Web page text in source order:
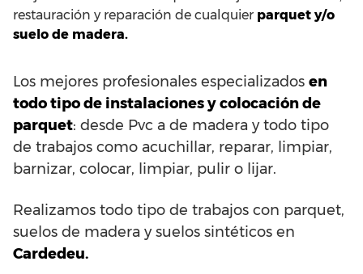
restauración y reparación de cualquier parquet y/o
suelo de madera.
Los mejores profesionales especializados en
todo tipo de instalaciones y colocación de
parquet: desde Pvc a de madera y todo tipo
de trabajos como acuchillar, reparar, limpiar,
barnizar, colocar, limpiar, pulir o lijar.
Realizamos todo tipo de trabajos con parquet,
suelos de madera y suelos sintéticos en
Cardedeu.